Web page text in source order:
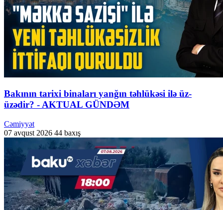
Bakının tarixi binaları yanğın təhlükəsi ilə üz-
üzədir? - AKTUAL GÜNDƏM
Cəmiyyət
07 avqust 2026 44 baxış